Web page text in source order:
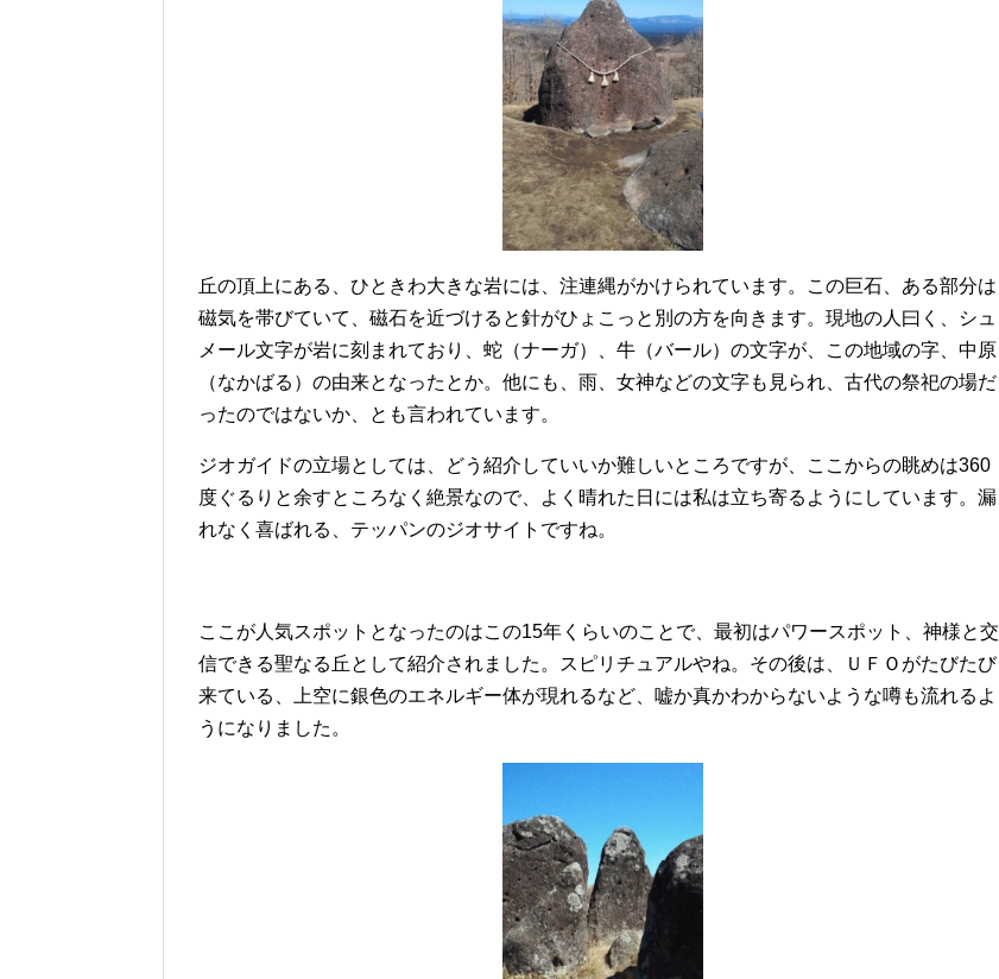
丘の頂上にある、ひときわ大きな岩には、注連縄がかけられています。この巨石、ある部分は
磁気を帯びていて、磁石を近づけると針がひょこっと別の方を向きます。現地の人曰く、シュ
メール文字が岩に刻まれており、蛇（ナーガ）、牛（バール）の文字が、この地域の字、中原
（なかばる）の由来となったとか。他にも、雨、女神などの文字も見られ、古代の祭祀の場だ
ったのではないか、とも言われています。
ジオガイドの立場としては、どう紹介していいか難しいところですが、ここからの眺めは360
度ぐるりと余すところなく絶景なので、よく晴れた日には私は立ち寄るようにしています。漏
れなく喜ばれる、テッパンのジオサイトですね。
ここが人気スポットとなったのはこの15年くらいのことで、最初はパワースポット、神様と交
信できる聖なる丘として紹介されました。スピリチュアルやね。その後は、ＵＦＯがたびたび
来ている、上空に銀色のエネルギー体が現れるなど、嘘か真かわからないような噂も流れるよ
うになりました。